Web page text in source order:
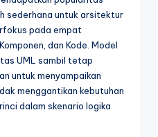
sederhana untuk arsitektur
pada empat
dan Kode. Model
UML sambil tetap
untuk menyampaikan
menggantikan kebutuhan
dalam skenario logika